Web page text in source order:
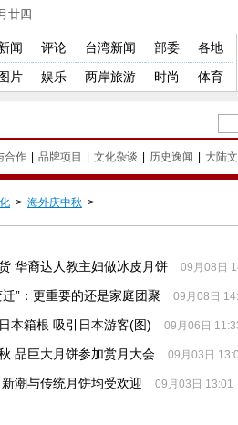
廿四
闻 评论 台湾新闻 部委
各地
片
娱乐 两岸旅游 时尚 体育
合作 品牌项目 文化杂谈 历史逸闻 大陆
> 海外庆中秋 >
华裔达人教主妇做冰皮月饼 09月08日
”：更重要的还是家庭团聚 09月08日
本箱根 吸引日本游客(图) 09月06日
品巨大月饼参加赏月大会 09月03日
潮与传统月饼均受欢迎 09月03日 13:01